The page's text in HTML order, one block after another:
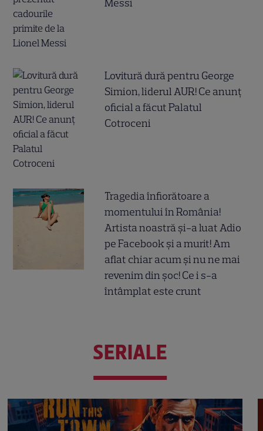
Messi
Lovitură dură pentru George
Simion, liderul AUR! Ce anunț
oficial a făcut Palatul
Cotroceni
Tragedia înfiorătoare a
momentului în România!
Artista noastră și-a luat Adio
pe Facebook și a murit! Am
aflat chiar acum și nu ne mai
revenim din șoc! Ce i s-a
întâmplat este crunt
SERIALE